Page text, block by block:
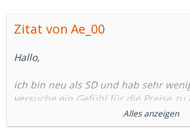
Zitat von Ae_00
Hallo,
ich bin neu als SD und hab sehr
versuche ein Gefühl für die Preise zu
hier eine ungefähre Mindestsumme
Monat einstellen kann als SD.
Alles anzeigen